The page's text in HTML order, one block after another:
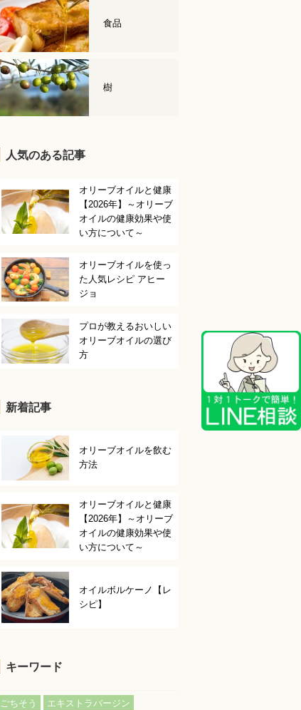
食品
樹
人気のある記事
オリーブオイルと健康
【2026年】～オリーブ
オイルの健康効果や使
い方について～
オリーブオイルを使っ
た人気レシピ アヒー
ジョ
プロが教えるおいしい
オリーブオイルの選び
方
新着記事
オリーブオイルを飲む
方法
オリーブオイルと健康
【2026年】～オリーブ
オイルの健康効果や使
い方について～
オイルボルケーノ【レ
シピ】
キーワード
ごちそう
エキストラバージン